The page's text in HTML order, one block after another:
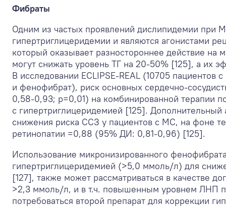
Фибраты
Одним из частых проявлений дислипидемии при
гипертриглицеридемии и являются агонистами
который оказывает разностороннее действие
могут снижать уровень ТГ на 20-50% [125], а их
В исследовании ECLIPSE-REAL (10705
и фенофибрат), риск основных сердечно-
0,58-0,93; р=0,01) на комбинированной терапии
с гипертриглицеридемией [125]. Дополнительный
снижения риска ССЗ у пациентов с МС, на фоне
ретинопатии =0,88 (95% ДИ: 0,81-0,96) [125].
Использование микронизированного
гипертриглицеридемией (>5,0 ммоль/л) для
[127], также может рассматриваться в качестве
>2,3 ммоль/л, и в т.ч. повышенным уровнем ЛНП
потребоваться второй препарат для коррекции